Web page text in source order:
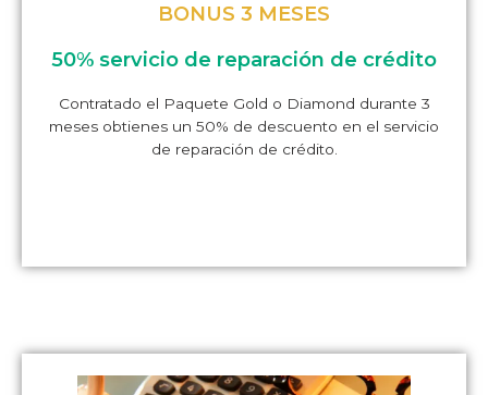
BONUS 3 MESES
50% servicio de reparación de crédito
Contratado el Paquete Gold o Diamond durante 3
meses obtienes un 50% de descuento en el servicio
de reparación de crédito.